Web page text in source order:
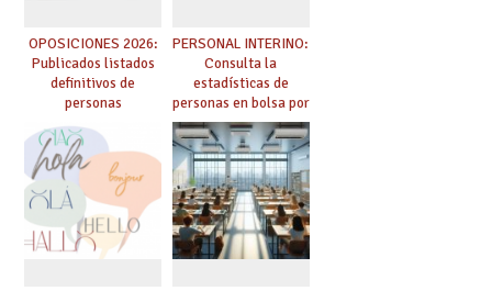
OPOSICIONES 2026:
Publicados listados
definitivos de
personas
seleccionadas. ¿Qué
hacer ahora si he
obtenido plaza?
PERSONAL INTERINO:
Consulta la
estadísticas de
personas en bolsa por
cuerpo, especialidad
y tipo de bolsa para
el curso 26/27